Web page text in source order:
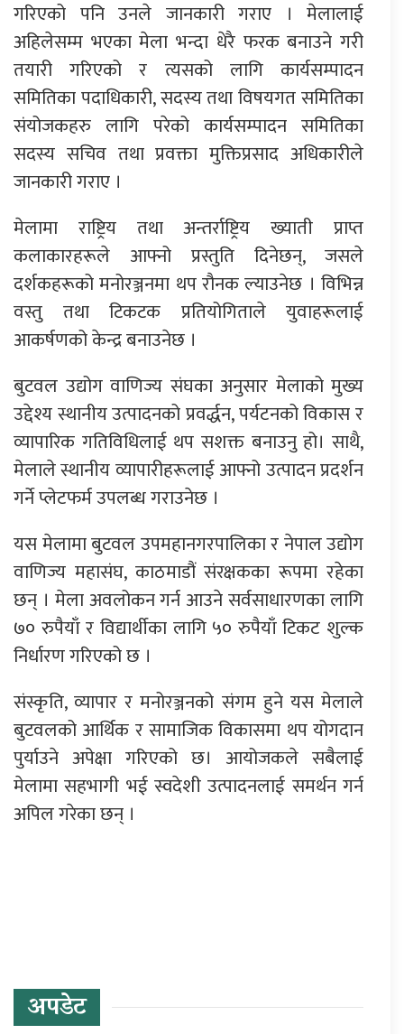
गरिएको पनि उनले जानकारी गराए । मेलालाई
अहिलेसम्म भएका मेला भन्दा धेरै फरक बनाउने गरी
तयारी गरिएको र त्यसको लागि कार्यसम्पादन
समितिका पदाधिकारी, सदस्य तथा विषयगत समितिका
संयोजकहरु लागि परेको कार्यसम्पादन समितिका
सदस्य सचिव तथा प्रवक्ता मुक्तिप्रसाद अधिकारीले
जानकारी गराए ।
मेलामा राष्ट्रिय तथा अन्तर्राष्ट्रिय ख्याती प्राप्त
कलाकारहरूले आफ्नो प्रस्तुति दिनेछन्, जसले
दर्शकहरूको मनोरञ्जनमा थप रौनक ल्याउनेछ । विभिन्न
वस्तु तथा टिकटक प्रतियोगिताले युवाहरूलाई
आकर्षणको केन्द्र बनाउनेछ ।
बुटवल उद्योग वाणिज्य संघका अनुसार मेलाको मुख्य
उद्देश्य स्थानीय उत्पादनको प्रवर्द्धन, पर्यटनको विकास र
व्यापारिक गतिविधिलाई थप सशक्त बनाउनु हो। साथै,
मेलाले स्थानीय व्यापारीहरूलाई आफ्नो उत्पादन प्रदर्शन
गर्ने प्लेटफर्म उपलब्ध गराउनेछ ।
यस मेलामा बुटवल उपमहानगरपालिका र नेपाल उद्योग
वाणिज्य महासंघ, काठमाडौं संरक्षकका रूपमा रहेका
छन् । मेला अवलोकन गर्न आउने सर्वसाधारणका लागि
७० रुपैयाँ र विद्यार्थीका लागि ५० रुपैयाँ टिकट शुल्क
निर्धारण गरिएको छ ।
संस्कृति, व्यापार र मनोरञ्जनको संगम हुने यस मेलाले
बुटवलको आर्थिक र सामाजिक विकासमा थप योगदान
पुर्याउने अपेक्षा गरिएको छ। आयोजकले सबैलाई
मेलामा सहभागी भई स्वदेशी उत्पादनलाई समर्थन गर्न
अपिल गरेका छन् ।
अपडेट